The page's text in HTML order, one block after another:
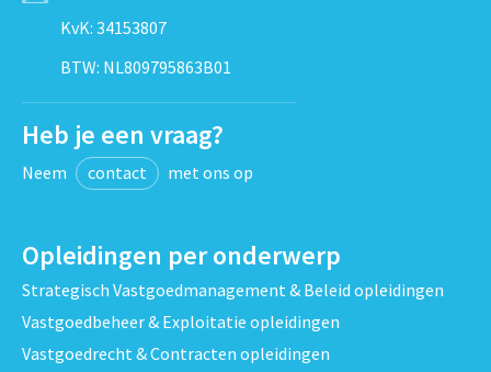
KvK: 34153807
BTW: NL809795863B01
Heb je een vraag?
Neem contact met ons op
Opleidingen per onderwerp
Strategisch Vastgoedmanagement & Beleid opleidingen
Vastgoedbeheer & Exploitatie opleidingen
Vastgoedrecht & Contracten opleidingen